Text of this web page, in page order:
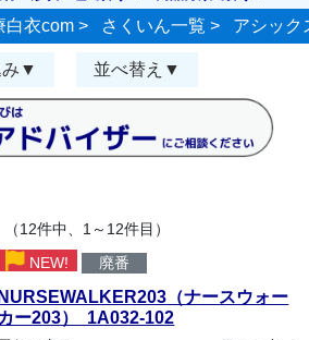
白衣com > さくいん一覧 > アシック
並べ替え
（12件中、1～12件目）
NEW!
廃番
NURSEWALKER203（ナースウォー
カー203） 1A032-102